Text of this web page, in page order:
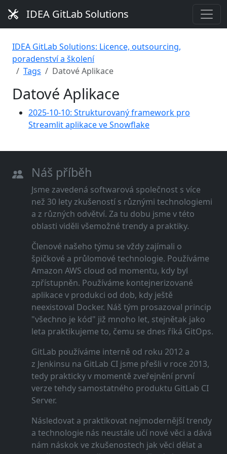
IDEA GitLab Solutions
IDEA GitLab Solutions: Licence, outsourcing,
poradenství a školení
Tags
Datové Aplikace
Datové Aplikace
2025-10-10: Strukturovaný framework pro
Streamlit aplikace ve Snowflake
Náš příběh
Jsme zavedená softwarová společnost s více
než 30 lety zkušeností s různými technologiemi
a z různých odvětví. Za tu dobu jsme v této
oblasti viděli všemožné trendy a praktiky.
Členové našeho týmu se vždy zajímali o
špičkové a průlomové technologie. Používáme
Amazon AWS cloud od momentu, kdy byl
zpřístupněn. Používáme kontejnerizované
aplikace v produkci od dob, kdy ještě
neexistoval Docker. Náš tým prosazoval princip
"všechno je kód" již mnoho let, stejnětak jako
leta praktikujeme to, čemu se dnes říká GitOps.
GitLab používáme interně od roku 2012 a
z Jenkinsu na GitLab CI jsme přešli v roce 2013,
tedy prakticky v momentě zveřejnění první
verze tehdy samostatného produktu GitLab CI
Server.
Následovat a praktikovat nejmodernější trendy
a technologie nás neustále učí nové věci a dává
nám náskok ve zkušenostech jak věci dělat a